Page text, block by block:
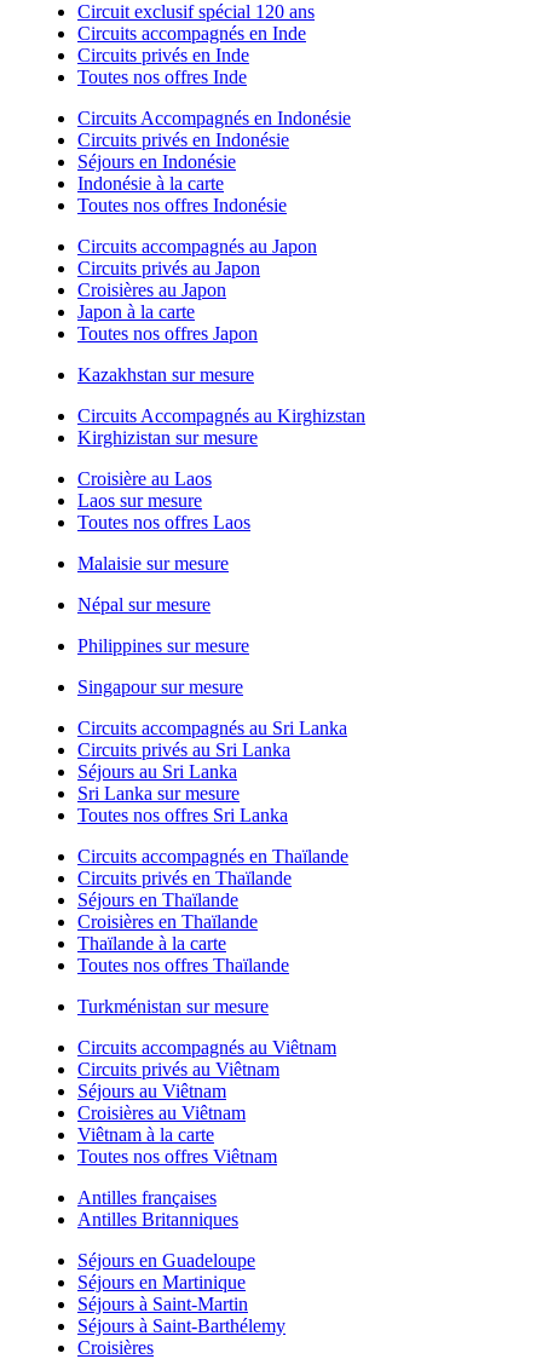
Circuit exclusif spécial 120 ans
Circuits accompagnés en Inde
Circuits privés en Inde
Toutes nos offres Inde
Circuits Accompagnés en Indonésie
Circuits privés en Indonésie
Séjours en Indonésie
Indonésie à la carte
Toutes nos offres Indonésie
Circuits accompagnés au Japon
Circuits privés au Japon
Croisières au Japon
Japon à la carte
Toutes nos offres Japon
Kazakhstan sur mesure
Circuits Accompagnés au Kirghizstan
Kirghizistan sur mesure
Croisière au Laos
Laos sur mesure
Toutes nos offres Laos
Malaisie sur mesure
Népal sur mesure
Philippines sur mesure
Singapour sur mesure
Circuits accompagnés au Sri Lanka
Circuits privés au Sri Lanka
Séjours au Sri Lanka
Sri Lanka sur mesure
Toutes nos offres Sri Lanka
Circuits accompagnés en Thaïlande
Circuits privés en Thaïlande
Séjours en Thaïlande
Croisières en Thaïlande
Thaïlande à la carte
Toutes nos offres Thaïlande
Turkménistan sur mesure
Circuits accompagnés au Viêtnam
Circuits privés au Viêtnam
Séjours au Viêtnam
Croisières au Viêtnam
Viêtnam à la carte
Toutes nos offres Viêtnam
Antilles françaises
Antilles Britanniques
Séjours en Guadeloupe
Séjours en Martinique
Séjours à Saint-Martin
Séjours à Saint-Barthélemy
Croisières